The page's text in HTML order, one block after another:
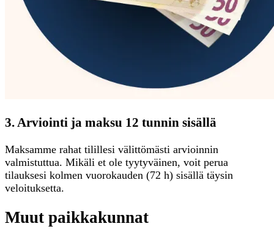
3. Arviointi ja maksu 12 tunnin sisällä
Maksamme rahat tilillesi välittömästi arvioinnin
valmistuttua. Mikäli et ole tyytyväinen, voit perua
tilauksesi kolmen vuorokauden (72 h) sisällä täysin
veloituksetta.
Muut paikkakunnat